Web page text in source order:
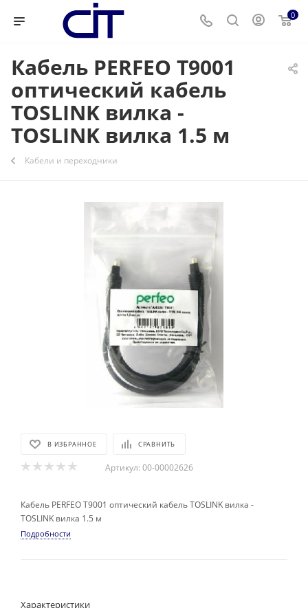
0
Кабель PERFEO T9001
оптический кабель
TOSLINK вилка -
TOSLINK вилка 1.5 м
Кабели и переходники
В ИЗБРАННОЕ СРАВНИТЬ
Артикул: 00-00002626
Кабель PERFEO T9001 оптический кабель TOSLINK вилка -
TOSLINK вилка 1.5 м
Подробности
Характеристики